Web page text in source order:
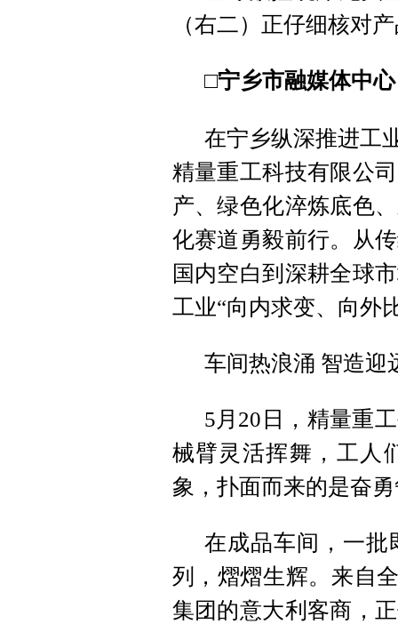
（右二）正仔细核对
□宁乡市融媒体中
在宁乡纵深推进工
精量重工科技有限公
产、绿色化淬炼底色
化赛道勇毅前行。从
国内空白到深耕全球
工业“向内求变、向外
车间热浪涌 智造迎
5月20日，精量重
械臂灵活挥舞，工人
象，扑面而来的是奋
在成品车间，一批
列，熠熠生辉。来自
集团的意大利客商，